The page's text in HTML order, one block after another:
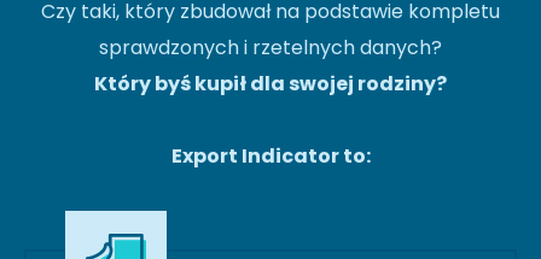
Czy taki, który zbudował na podstawie kompletu
sprawdzonych i rzetelnych danych?
Który byś kupił dla swojej rodziny?
Export Indicator to: